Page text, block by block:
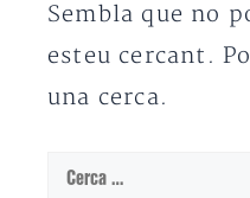
Sembla que no
esteu cercant.
una cerca.
Cerca: